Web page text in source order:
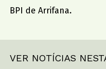
BPI de Arrifana.
VER NOTÍCIAS